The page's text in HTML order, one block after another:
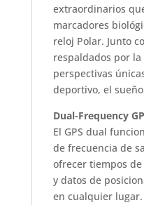
extraordinarios
marcadores
reloj Polar. Junto
respaldados por
perspectivas
deportivo, el
Dual-Frequency
El GPS dual
de frecuencia de
ofrecer tiempos
y datos de
en cualquier